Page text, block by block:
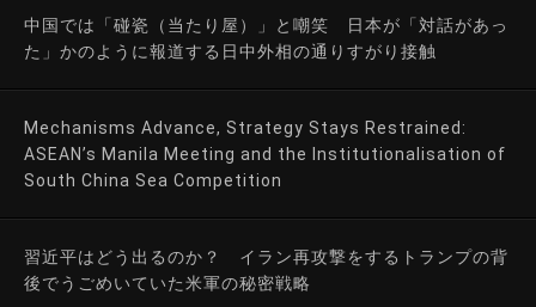
中国では「碰瓷（当たり屋）」と嘲笑 日本が「対話があっ
た」かのように報道する日中外相の通りすがり接触
Mechanisms Advance, Strategy Stays Restrained:
ASEAN’s Manila Meeting and the Institutionalisation of
South China Sea Competition
習近平はどう出るのか？ イラン再攻撃をするトランプの背
後でうごめいていた米軍の秘密戦略